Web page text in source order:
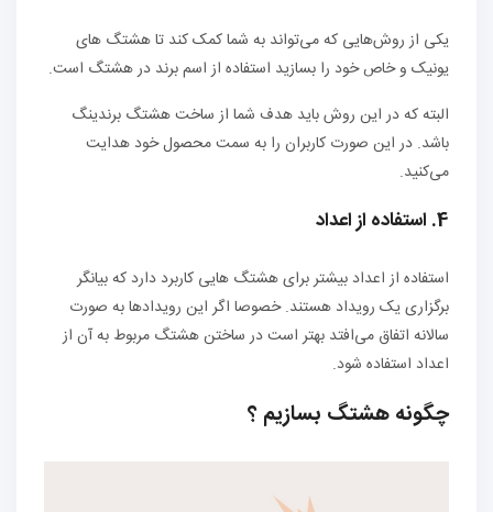
یکی از روش‌هایی که می‌تواند به شما کمک کند تا هشتگ های
یونیک و خاص خود را بسازید استفاده از اسم برند در هشتگ است.
البته که در این روش باید هدف شما از ساخت هشتگ برندینگ
باشد. در این صورت کاربران را به سمت محصول خود هدایت
می‌کنید.
4. استفاده از اعداد
استفاده از اعداد بیشتر برای هشتگ هایی کاربرد دارد که بیانگر
برگزاری یک رویداد هستند. خصوصا اگر این رویدادها به صورت
سالانه اتفاق می‌افتد بهتر است در ساختن هشتگ مربوط به آن از
اعداد استفاده شود.
چگونه هشتگ بسازیم ؟